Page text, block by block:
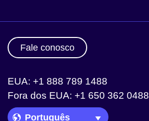
Fale conosco
EUA: +1 888 789 1488
Fora dos EUA: +1 650 362 0488
Language Picker